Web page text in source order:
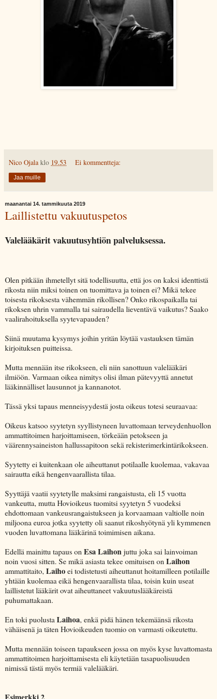
Nico Ojala klo 19.53 Ei kommentteja:
Jaa muille
maanantai 14. tammikuuta 2019
Laillistettu vakuutuspetos
Valelääkärit vakuutusyhtiön palveluksessa.
Olen pitkään ihmetellyt sitä todellisuutta, että jos on kaksi identtistä
rikosta niin miksi toinen on tuomittava ja toinen ei? Mikä tekee
toisesta rikoksesta vähemmän rikollisen? Onko rikospaikalla tai
rikoksen uhrin vammalla tai sairaudella lieventävä vaikutus? Saako
vaalirahoituksella syytevapauden?
Siinä muutama kysymys joihin yritän löytää vastauksen tämän
kirjoituksen puitteissa.
Mutta mennään itse rikokseen, eli niin sanottuun valelääkäri
ilmiöön. Varmaan oikea nimitys olisi ilman pätevyyttä annetut
lääkinnälliset lausunnot ja kannanotot.
Tässä yksi tapaus menneisyydestä josta oikeus totesi seuraavaa:
Oikeus katsoo syytetyn syyllistyneen luvattomaan terveydenhuollon
ammattitoimen harjoittamiseen, törkeään petokseen ja
väärennysaineiston hallussapitoon sekä rekisterimerkintärikokseen.
Syytetty ei kuitenkaan ole aiheuttanut potilaalle kuolemaa, vakavaa
sairautta eikä hengenvaarallista tilaa.
Syyttäjä vaatii syytetylle maksimi rangaistusta, eli 15 vuotta
vankeutta, mutta Hovioikeus tuomitsi syytetyn 5 vuodeksi
ehdottomaan vankeusrangaistukseen ja korvaamaan valtiolle noin
miljoona euroa jotka syytetty oli saanut rikoshyötynä yli kymmenen
vuoden luvattomana lääkärinä toimimisen aikana.
Edellä mainittu tapaus onEsa Laihonjuttu joka sai lainvoiman
noin vuosi sitten. Se mikä asiasta tekee omituisen onLaihon
ammattitaito, Laihoei todistetusti aiheuttanut hoitamilleen potilaille
yhtään kuolemaa eikä hengenvaarallista tilaa, toisin kuin useat
laillistetut lääkärit ovat aiheuttaneet vakuutuslääkäreistä
puhumattakaan.
En toki puolustaLaihoa, enkä pidä hänen tekemäänsä rikosta
vähäisenä ja täten Hovioikeuden tuomio on varmasti oikeutettu.
Mutta mennään toiseen tapaukseen jossa on myös kyse luvattomasta
ammattitoimen harjoittamisesta eli käytetään tasapuolisuuden
nimissä tästä myös termiä valelääkäri.